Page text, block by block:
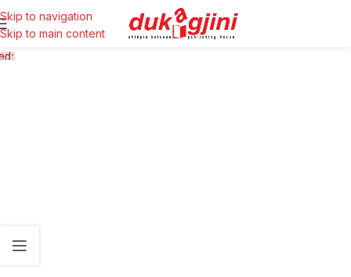
Skip to navigation
Skip to main content